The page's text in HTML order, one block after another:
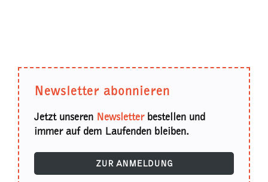
Newsletter abonnieren
Jetzt unseren Newsletterbestellen und
immer auf dem Laufenden bleiben.
ZUR ANMELDUNG